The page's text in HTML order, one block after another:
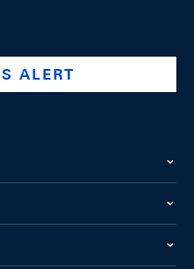
company/swiss-national-
@swissnationalbank
ALERT